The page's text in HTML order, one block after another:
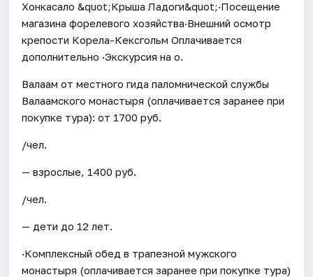
Хонкасало &quot;Крыша Ладоги&quot;·Посещение
магазина форелевого хозяйства·Внешний осмотр
крепости Корела-Кексгольм Оплачивается
дополнительно ·Экскурсия на о.
Валаам от местного гида паломнической службы
Валаамского монастыря (оплачивается заранее при
покупке тура): от 1700 руб.
/чел.
— взрослые, 1400 руб.
/чел.
— дети до 12 лет.
·Комплексный обед в трапезной мужского
монастыря (оплачивается заранее при покупке тура)